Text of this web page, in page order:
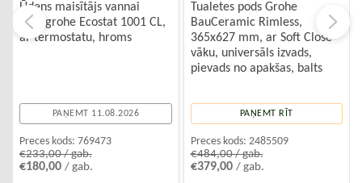
Ūdens maisītājs vannai
Hansgrohe Ecostat 1001 CL,
ar termostatu, hroms
PAŅEMT 11.08.2026
Preces kods: 769473
€233,00 / gab.
€180,00 / gab.
Tualetes pods Grohe
BauCeramic Rimless,
365x627 mm, ar Soft Close
vāku, universāls izvads,
pievads no apakšas, balts
PAŅEMT RĪT
Preces kods: 2485509
€484,00 / gab.
€379,00 / gab.